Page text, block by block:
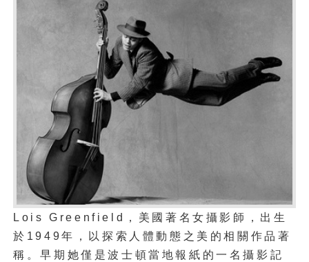
Lois Greenfield，美國著名女攝影師，出生
於1949年，以探索人體動態之美的相關作品著
稱。早期她僅是波士頓當地報紙的一名攝影記